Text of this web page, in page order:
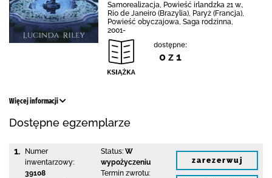
Samorealizacja, Powieść irlandzka 21 w.,
Rio de Janeiro (Brazylia), Paryż (Francja),
Powieść obyczajowa, Saga rodzinna,
2001-
dostępne:
0 z 1
Więcej informacji
Dostępne egzemplarze
1.
Numer
inwentarzowy:
39108
Status: W
wypożyczeniu
Termin zwrotu:
zarezerwuj